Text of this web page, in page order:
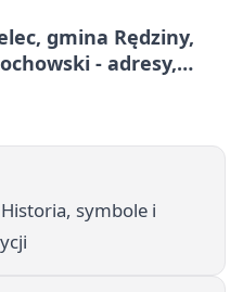
gmina Rędziny,
- adresy,
symbole i